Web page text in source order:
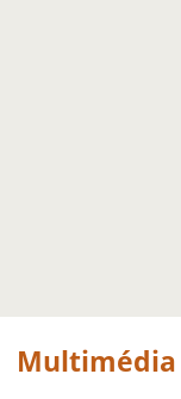
Multimédia